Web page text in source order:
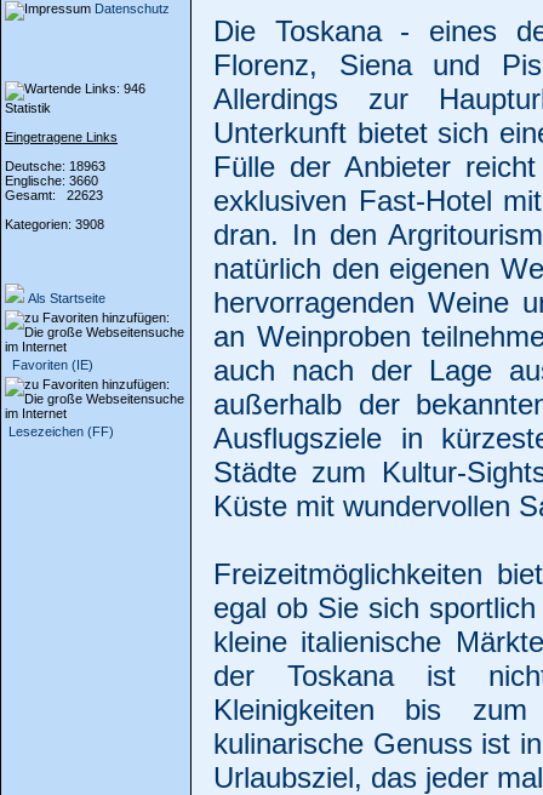
Datenschutz
Statistik
Eingetragene Links
Deutsche: 18963
Englische: 3660
Gesamt: 22623
Kategorien: 3908
Als Startseite
Favoriten (IE)
Lesezeichen (FF)
Die Toskana - eines
Florenz, Siena und
Allerdings zur
Unterkunft bietet sich
Fülle der Anbieter
exklusiven Fast-Hotel
dran. In den
natürlich den eigenen
hervorragenden Weine
an Weinproben
auch nach der Lage
außerhalb der
Ausflugsziele in
Städte zum Kultur-
Küste mit wundervollen
Freizeitmöglichkeiten
egal ob Sie sich
kleine italienische
der Toskana ist
Kleinigkeiten bis zum
kulinarische Genuss ist
Urlaubsziel, das jeder